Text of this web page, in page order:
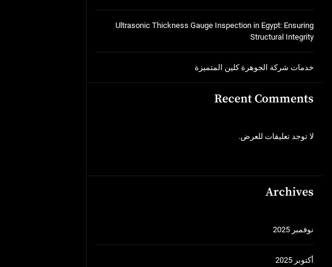
Ultrasonic Thickness Gauge Inspection in Egypt: Ensuring
Structural Integrity
خدمات شركة الجوهرة كلين المتميزة
Recent Comments
لا توجد تعليقات للعرض.
Archives
نوفمبر 2025
أكتوبر 2025